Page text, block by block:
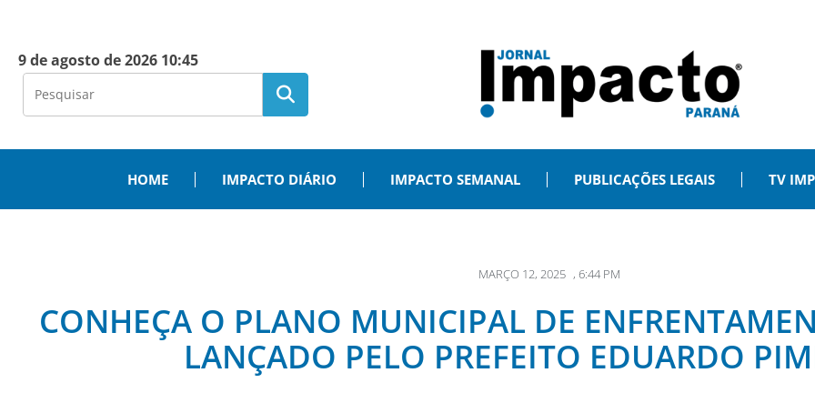
9 de agosto de 2026 10:45
HOME IMPACTO DIÁRIO IMPACTO SEMANAL PUBLICAÇÕES LEGAIS TV
MARÇO 12, 2025 , 6:44 PM
CONHEÇA O PLANO MUNICIPAL DE
LANÇADO PELO PREFEITO EDUARDO